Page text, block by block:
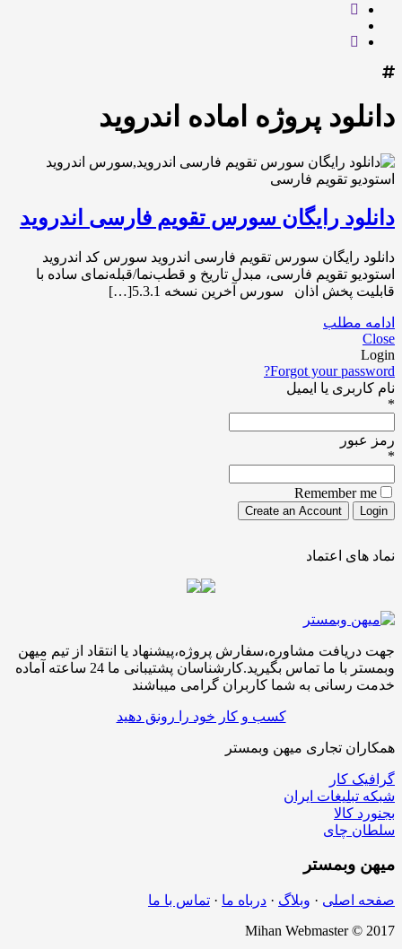
دانلود پروژه اماده اندروید
دانلود رایگان سورس تقویم فارسی اندروید
دانلود رایگان سورس تقویم فارسی اندروید سورس کد اندروید
استودیو تقویم فارسی، مبدل تاریخ و قطب‌نما/قبله‌نمای ساده با
قابلیت پخش اذان سورس آخرین نسخه 5.3.1[…]
ادامه مطلب
Close
Login
Forgot your password?
نام کاربری یا ایمیل
*
رمز عبور
*
Remember me
نماد های اعتماد
جهت دریافت مشاوره،سفارش پروژه،پیشنهاد یا انتقاد از تیم میهن
وبمستر با ما تماس بگیرید.کارشناسان پشتیبانی ما 24 ساعته آماده
خدمت رسانی به شما کاربران گرامی میباشند
کسب و کار خود را رونق دهید
همکاران تجاری میهن وبمستر
گرافیک کار
شبکه تبلیغات ایران
بجنورد کالا
سلطان چای
میهن وبمستر
صفحه اصلی · وبلاگ · درباه ما · تماس با ما
Mihan Webmaster © 2017